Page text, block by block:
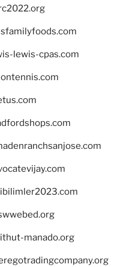
lewis-cpas.com
manado.org